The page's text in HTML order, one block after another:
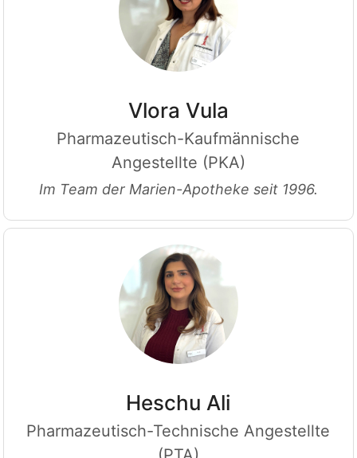
Vlora Vula
Pharmazeutisch-Kaufmännische
Angestellte (PKA)
Im Team der Marien-Apotheke seit 1996.
Heschu Ali
Pharmazeutisch-Technische Angestellte